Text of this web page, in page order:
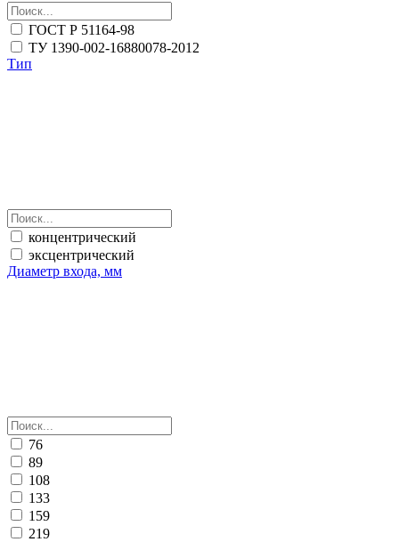
ГОСТ Р 51164-98
ТУ 1390-002-16880078-2012
Тип
концентрический
эксцентрический
Диаметр входа, мм
76
89
108
133
159
219